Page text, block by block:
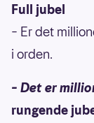
Full jubel
– Er det
i orden.
– Det er
rungende